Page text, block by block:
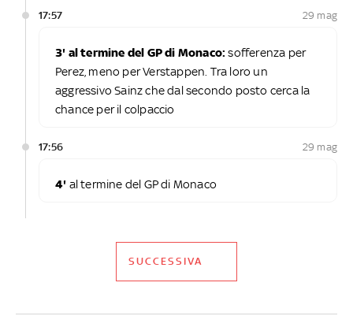
17:57 29 mag
3' al termine del GP di Monaco: sofferenza per
Perez, meno per Verstappen. Tra loro un
aggressivo Sainz che dal secondo posto cerca la
chance per il colpaccio
17:56 29 mag
4' al termine del GP di Monaco
SUCCESSIVA